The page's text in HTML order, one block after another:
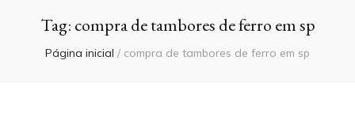
Tag: compra de tambores de ferro em sp
Página inicial / compra de tambores de ferro em sp